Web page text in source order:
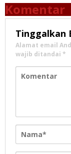
Komentar
Tinggalkan
Alamat email
wajib ditandai *